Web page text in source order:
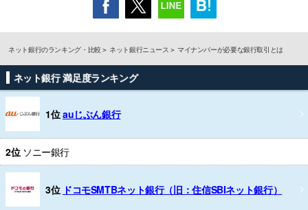
ネット銀行のランキング・比較 ネット銀行ニュース マイナンバーが必要な銀行取引とは
ネット銀行 満足度ランキング
1位auじぶん銀行
2位 ソニー銀行
3位 ドコモSMTBネット銀行（旧：住信SBIネット銀行）